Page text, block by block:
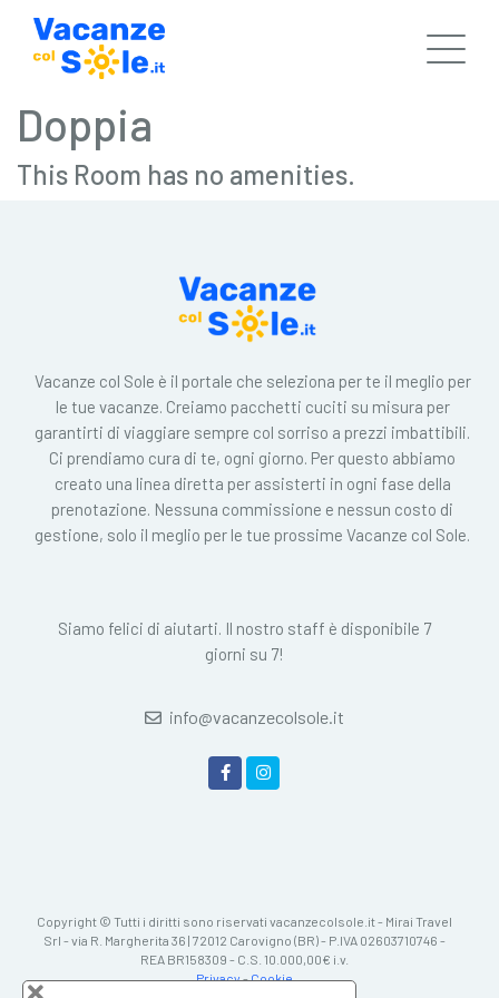
Doppia
This Room has no amenities.
Vacanze col Sole è il portale che seleziona per te il meglio per
le tue vacanze. Creiamo pacchetti cuciti su misura per
garantirti di viaggiare sempre col sorriso a prezzi imbattibili.
Ci prendiamo cura di te, ogni giorno. Per questo abbiamo
creato una linea diretta per assisterti in ogni fase della
prenotazione. Nessuna commissione e nessun costo di
gestione, solo il meglio per le tue prossime Vacanze col Sole.
Siamo felici di aiutarti. Il nostro staff è disponibile 7
giorni su 7!
info@vacanzecolsole.it
Copyright © Tutti i diritti sono riservati vacanzecolsole.it - Mirai Travel
Srl - via R. Margherita 36 | 72012 Carovigno (BR) - P.IVA 02603710746 -
REA BR158309 - C.S. 10.000,00€ i.v.
Privacy-Cookie